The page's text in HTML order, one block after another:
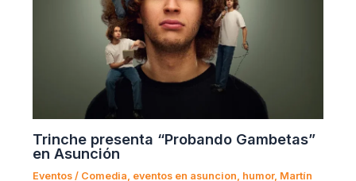
Trinche presenta “Probando Gambetas”
en Asunción
Eventos / Comedia eventos en asuncion humor, Martín